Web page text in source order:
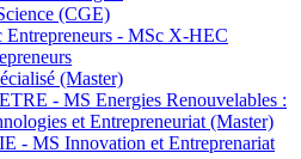
(CGE)
Entrepreneurs - MSc X-HEC
(Master)
- MS Energies Renouvelables :
et Entrepreneuriat (Master)
- MS Innovation et Entreprenariat